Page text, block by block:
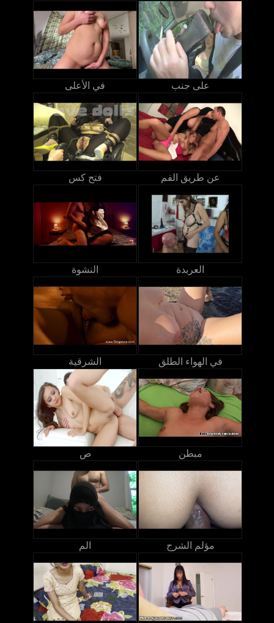
في الأعلى على جنب
فتح كس عن طريق الفم
النشوة العربدة
الشرقية في الهواء الطلق
ص مبطن
الم مؤلم الشرج